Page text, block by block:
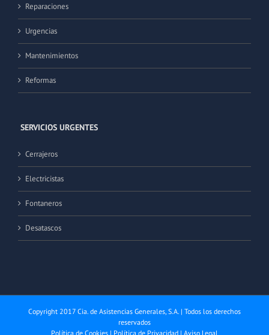
Reparaciones
Urgencias
Mantenimientos
Reformas
SERVICIOS URGENTES
Cerrajeros
Electricistas
Fontaneros
Desatascos
Copyright 2017 Cia. de Asistencias Generales, S.A. | Todos los derechos
reservados
Política de Cookies | Política de Privacidad | Aviso Legal